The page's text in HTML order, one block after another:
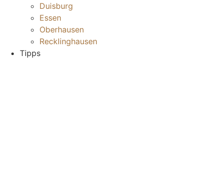
Duisburg
Essen
Oberhausen
Recklinghausen
Tipps